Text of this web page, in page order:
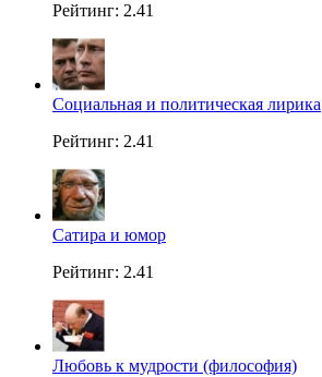
Рейтинг: 2.41
Социальная и политическая лирика
Рейтинг: 2.41
Сатира и юмор
Рейтинг: 2.41
Любовь к мудрости (философия)